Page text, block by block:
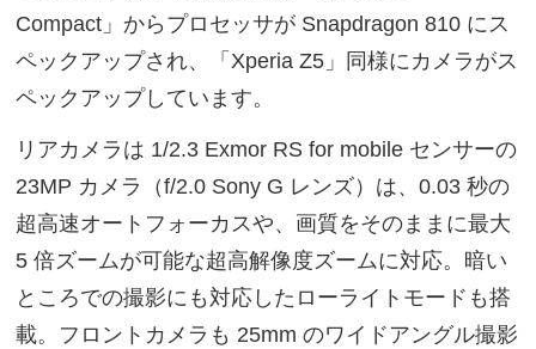
Compact」からプロセッサが Snapdragon 810 にス
ペックアップされ、「Xperia Z5」同様にカメラがス
ペックアップしています。
リアカメラは 1/2.3 Exmor RS for mobile センサーの
23MP カメラ（f/2.0 Sony G レンズ）は、0.03 秒の
超高速オートフォーカスや、画質をそのままに最大
5 倍ズームが可能な超高解像度ズームに対応。暗い
ところでの撮影にも対応したローライトモードも搭
載。フロントカメラも 25mm のワイドアングル撮影